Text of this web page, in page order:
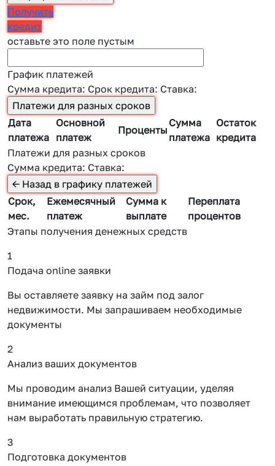
Получить
кредит
оставьте это поле пустым
График платежей
Сумма кредита: Срок кредита: Ставка:
Дата
платежа
Основной
платеж
Проценты
Сумма
платежа
Остаток
кредита
Платежи для разных сроков
Сумма кредита: Ставка:
Срок,
мес.
Ежемесячный
платеж
Сумма к
выплате
Переплата
процентов
Этапы получения денежных средств
1
Подача online заявки
Вы оставляете заявку на займ под залог
недвижимости. Мы запрашиваем необходимые
документы
2
Анализ ваших документов
Мы проводим анализ Вашей ситуации, уделяя
внимание имеющимся проблемам, что позволяет
нам выработать правильную стратегию.
3
Подготовка документов